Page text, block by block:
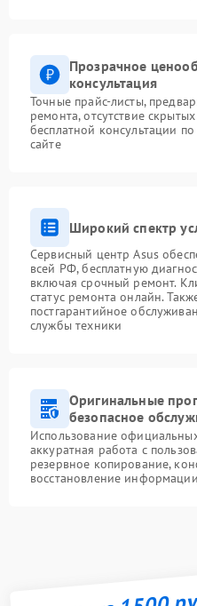
Прозрачное
консультация
Точные прайс-листы,
ремонта, отсутствие
бесплатной консультации
сайте
Широкий спектр
Сервисный центр Asus
всей РФ, бесплатную
включая срочный ремонт.
статус ремонта онлайн.
постгарантийное
службы техники
Оригинальные
безопасное
Использование
аккуратная работа с
резервное копирование,
восстановление